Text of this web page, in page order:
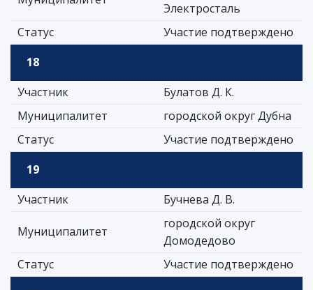
Электросталь
Статус
Участие подтверждено
18
Участник
Булатов Д. К.
Муниципалитет
городской округ Дубна
Статус
Участие подтверждено
19
Участник
Бучнева Д. В.
Муниципалитет
городской округ
Домодедово
Статус
Участие подтверждено